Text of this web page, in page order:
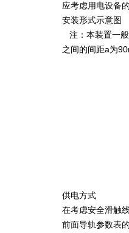
应考虑用电设备
安装形式示意图
注：本装置一
之间的间距a为
供电方式
在考虑安全滑触
前面导轨参数表